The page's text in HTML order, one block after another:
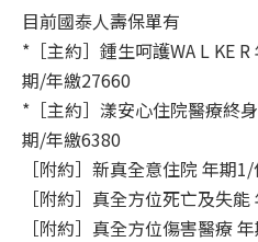
目前國泰人壽保單有
*［主約］鍾生呵護WA L KE
期/年繳27660
*［主約］漾安心住院醫療終
期/年繳6380
［附約］新真全意住院 年期
［附約］真全方位死亡及失
［附約］真全方位傷害醫療